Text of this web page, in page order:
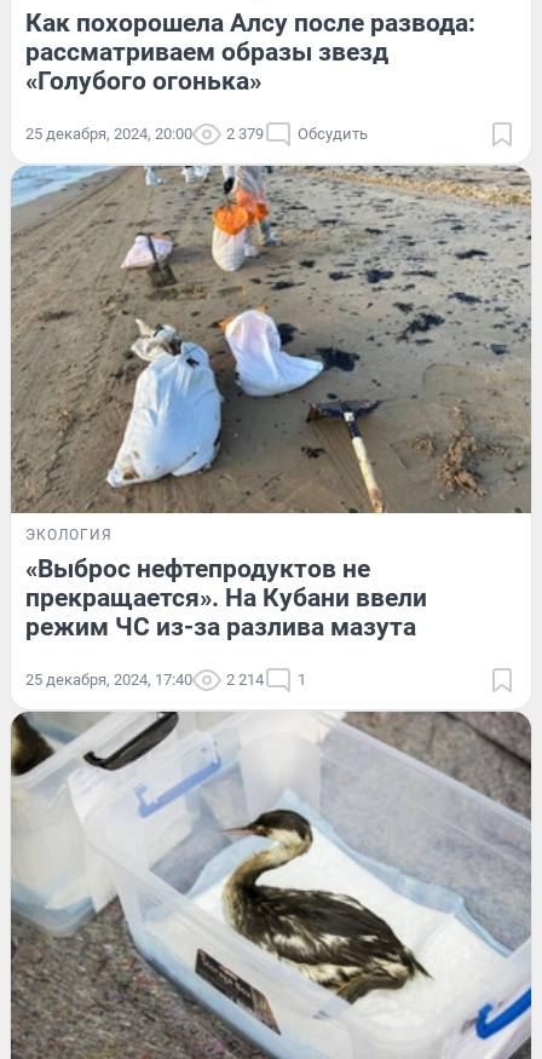
Как похорошела Алсу после развода:
рассматриваем образы звезд
«Голубого огонька»
25 декабря, 2024, 20:00 2 379 Обсудить
ЭКОЛОГИЯ
«Выброс нефтепродуктов не
прекращается». На Кубани ввели
режим ЧС из-за разлива мазута
25 декабря, 2024, 17:40 2 214 1